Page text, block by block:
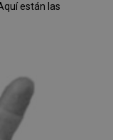
están las